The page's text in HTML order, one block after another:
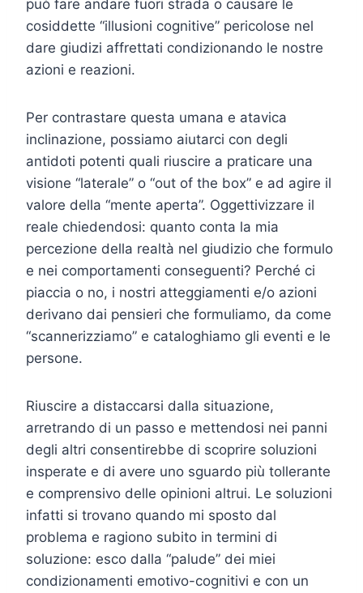
può fare andare fuori strada o causare le
cosiddette “illusioni cognitive” pericolose nel
dare giudizi affrettati condizionando le nostre
azioni e reazioni.
Per contrastare questa umana e atavica
inclinazione, possiamo aiutarci con degli
antidoti potenti quali riuscire a praticare una
visione “laterale” o “out of the box” e ad agire il
valore della “mente aperta”. Oggettivizzare il
reale chiedendosi: quanto conta la mia
percezione della realtà nel giudizio che formulo
e nei comportamenti conseguenti? Perché ci
piaccia o no, i nostri atteggiamenti e/o azioni
derivano dai pensieri che formuliamo, da come
“scannerizziamo” e cataloghiamo gli eventi e le
persone.
Riuscire a distaccarsi dalla situazione,
arretrando di un passo e mettendosi nei panni
degli altri consentirebbe di scoprire soluzioni
insperate e di avere uno sguardo più tollerante
e comprensivo delle opinioni altrui. Le soluzioni
infatti si trovano quando mi sposto dal
problema e ragiono subito in termini di
soluzione: esco dalla “palude” dei miei
condizionamenti emotivo-cognitivi e con un